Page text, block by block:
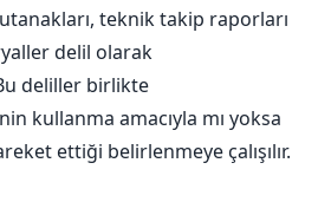
teknik takip raporları
delil olarak
deliller birlikte
kullanma amacıyla mı yoksa
ettiği belirlenmeye çalışılır.